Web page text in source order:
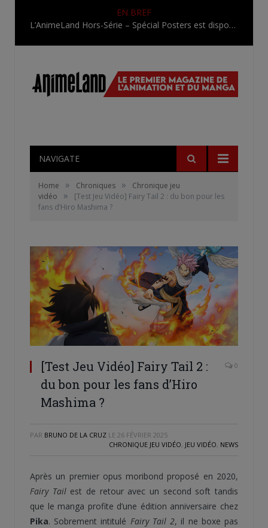
EN BREF
L’AnimeLand Hors-Série – Spécial Posters est disponible !
NAVIGATE
Home » Chroniques »
Chronique jeu
vidéo
»
[Test Jeu Vidéo] Fairy Tail 2 : du bon pour les
fans d’Hiro Mashima ?
[Test Jeu Vidéo] Fairy Tail 2 :
du bon pour les fans d’Hiro
Mashima ?
0
PAR BRUNO DE LA CRUZ LE 26 FÉVRIER 2025
CHRONIQUE JEU VIDÉO, JEU VIDÉO, NEWS
Après un premier opus moribond proposé en 2020,
Fairy Tailest de retour avec un second soft tandis
que le manga profite d’une édition anniversaire chez
Pika. Sobrement intitulé Fairy Tail 2, il ne boxe pas